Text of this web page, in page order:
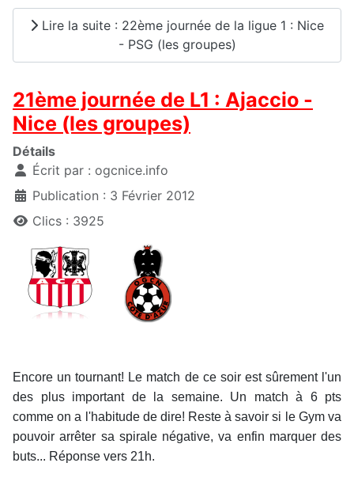
Lire la suite : 22ème journée de la ligue 1 : Nice
- PSG (les groupes)
21ème journée de L1 : Ajaccio -
Nice (les groupes)
Détails
Écrit par : ogcnice.info
Publication : 3 Février 2012
Clics : 3925
Encore un tournant! Le match de ce soir est sûrement l'un
des plus important de la semaine. Un match à 6 pts
comme on a l'habitude de dire! Reste à savoir si le Gym va
pouvoir arrêter sa spirale négative, va enfin marquer des
buts... Réponse vers 21h.